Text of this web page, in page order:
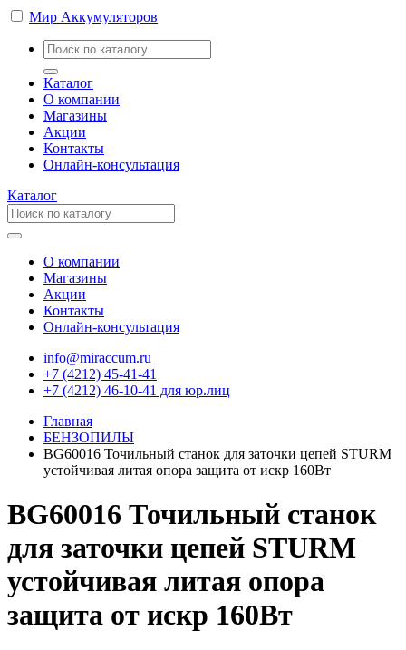
Мир Аккумуляторов
Каталог
О компании
Магазины
Акции
Контакты
Онлайн-консультация
Каталог
О компании
Магазины
Акции
Контакты
Онлайн-консультация
info@miraccum.ru
+7 (4212) 45-41-41
+7 (4212) 46-10-41 для юр.лиц
Главная
БЕНЗОПИЛЫ
BG60016 Точильный станок для заточки цепей STURM
устойчивая литая опора защита от искр 160Вт
BG60016 Точильный станок
для заточки цепей STURM
устойчивая литая опора
защита от искр 160Вт